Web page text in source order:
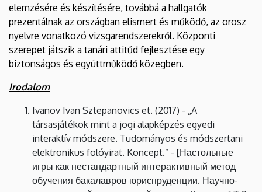
elemzésére és készítésére, továbbá a hallgatók
prezentálnak az országban elismert és működő, az orosz
nyelvre vonatkozó vizsgarendszerekről. Központi
szerepet játszik a tanári attitűd fejlesztése egy
biztonságos és együttműködő közegben.
Irodalom
Ivanov Ivan Sztepanovics et. (2017) - „A
társasjátékok mint a jogi alapképzés egyedi
interaktív módszere. Tudományos és módszertani
elektronikus folóyirat. Koncept.” - [Настольные
игры как нестандартный интерактивный метод
обучения бакалавров юриспруденции. Научно-